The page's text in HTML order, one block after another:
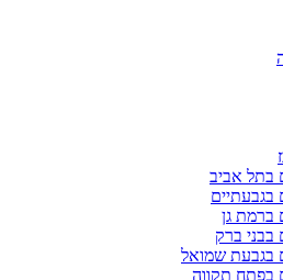
בתל אביב
בגבעתיים
ברמת גן
בבני ברק
בגבעת שמואל
בפתח תקווה